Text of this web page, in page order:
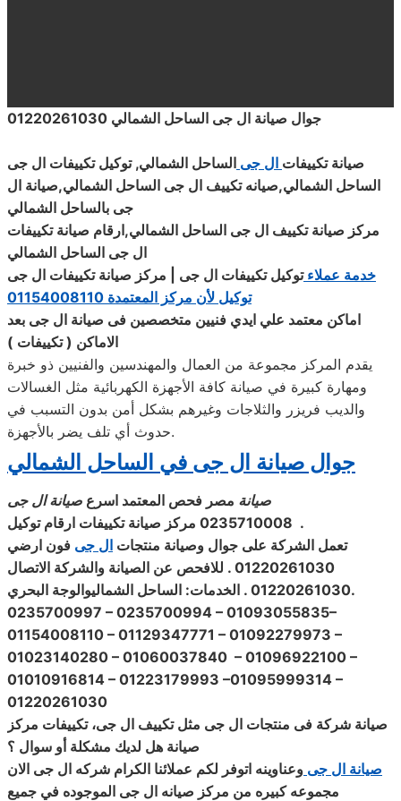
جوال صيانة ال جى الساحل الشمالي
صيانة تكييفات ال جى الساحل الشمالي, توكيل تكييفات ال جى
الساحل الشمالي,صيانه تكييف ال جى الساحل الشمالي,صيانة ال
جى بالساحل الشمالي
مركز صيانةتكييف ال جى الساحل الشمالي,ارقام صيانة تكييفات
ال جى الساحل الشمالي
خدمة عملاء توكيل تكييفات ال جى | مركز صيانة تكييفات ال جى
توكيل لأن مركز المعتمدة 01154008110
اماكن معتمد علي ايدي فنيين متخصصين فى صيانة ال جى بعد
الاماكن ( تكييفات )
يقدم المركز مجموعة من العمال والمهندسين والفنيين ذو خبرة
ومهارة كبيرة في صيانة كافة الأجهزة الكهربائية مثل الغسالات
والديب فريزر والثلاجات وغيرهم بشكل أمن بدون التسبب في
حدوث أي تلف يضر بالأجهزة.
جوال صيانة ال جى في الساحل الشمالي
صيانة مصر فحص المعتمد اسرع صيانة ال جى
صيانة تكييفات ارقام توكيل
.
تعمل الشركة على جوال وصيانة منتجات ال جى فون ارضي
01220261030
. للافحص عن الصيانة والشركة الاتصال
01220261030 . الخدمات: الساحل الشماليوالوجة البحري.
0235700997 – 0235700994 – 01093055835–
01154008110 – 01129347771 – 01092279973 –
01023140280 – 01060037840 – 01096922100 –
01010916814 – 01223179993 –01095999314 –
01220261030
صيانة شركة فى منتجات ال جى مثلتكييف ال جى، تكييفات مركز
صيانة هل لديك مشكلة أو سوال ؟
صيانة ال جى وعناوينه اتوفر لكم عملائنا الكرام شركه ال جى الان
مجموعه كبيره من مركز صيانه ال جى الموجوده في جميع